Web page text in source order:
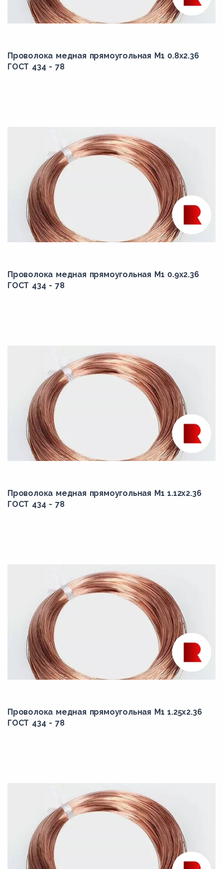
30
35
4.5
4.75
5
5.3
5.6
6.7
8.6
8.8
9
9.5
Проволока медная прямоугольная М1 0.8x2.36
ГОСТ 434 - 78
Проволока медная прямоугольная М1 0.9x2.36
ГОСТ 434 - 78
Проволока медная прямоугольная М1 1.12x2.36
ГОСТ 434 - 78
Проволока медная прямоугольная М1 1.25x2.36
ГОСТ 434 - 78